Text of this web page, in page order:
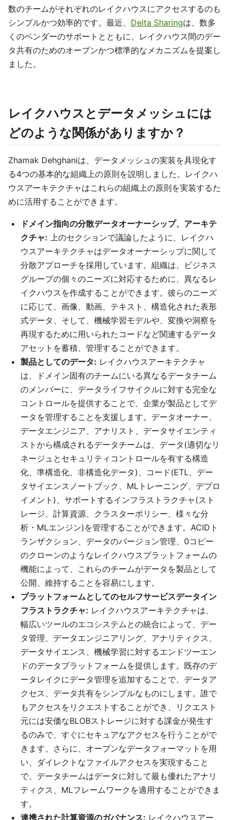
数のチームがそれぞれのレイクハウスにアクセスするのも
シンプルかつ効率的です。最近、 Delta Sharingは、数多
くのベンダーのサポートとともに、レイクハウス間のデー
タ共有のためのオープンかつ標準的なメカニズムを提案し
ました。
レイクハウスとデータメッシュには
どのような関係がありますか？
Zhamak Dehghaniは、データメッシュの実装を具現化す
る4つの基本的な組織上の原則を説明しました。レイクハ
ウスアーキテクチャはこれらの組織上の原則を実装するた
めに活用することができます。
ドメイン指向の分散データオーナーシップ、アーキテ
クチャ: 上のセクションで議論したように、レイクハ
ウスアーキテクチャはデータオーナーシップに関して
分散アプローチを採用しています。組織は、ビジネス
グループの個々のニーズに対応するために、異なるレ
イクハウスを作成することができます。彼らのニーズ
に応じて、画像、動画、テキスト、構造化された表形
式データ、そして、機械学習モデルや、変換や洞察を
再現するために用いられたコードなど関連するデータ
アセットを蓄積、管理することができます。
製品としてのデータ: レイクハウスアーキテクチャ
は、ドメイン固有のチームにいる異なるデータチーム
のメンバーに、データライフサイクルに対する完全な
コントロールを提供することで、企業が製品としてデ
ータを管理することを支援します。データオーナー、
データエンジニア、アナリスト、データサイエンティ
ストから構成されるデータチームは、データ(適切なリ
ネージュとセキュリティコントロールを有する構造
化、準構造化、非構造化データ)、コード(ETL、デー
タサイエンスノートブック、MLトレーニング、デプロ
イメント)、サポートするインフラストラクチャ(スト
レージ、計算資源、クラスターポリシー、様々な分
析・MLエンジン)を管理することができます。ACIDト
ランザクション、データのバージョン管理、0コピー
のクローンのようなレイクハウスプラットフォームの
機能によって、これらのチームがデータを製品として
公開、維持することを容易にします。
プラットフォームとしてのセルフサービスデータイン
フラストラクチャ: レイクハウスアーキテクチャは、
幅広いツールのエコシステムとの統合によって、デー
タ管理、データエンジニアリング、アナリティクス、
データサイエンス、機械学習に対するエンドツーエン
ドのデータプラットフォームを提供します。既存のデ
ータレイクにデータ管理を追加することで、データア
クセス、データ共有をシンプルなものにします。誰で
もアクセスをリクエストすることができ、リクエスト
元には安価なBLOBストレージに対する課金が発生す
るのみで、すぐにセキュアなアクセスを行うことがで
きます。さらに、オープンなデータフォーマットを用
い、ダイレクトなファイルアクセスを実現すること
で、データチームはデータに対して最も優れたアナリ
ティクス、MLフレームワークを適用することができま
す。
連携された計算資源のガバナンス: レイクハウスアー